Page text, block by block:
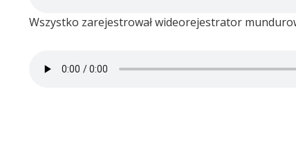
Wszystko zarejestrował wideorejestrator